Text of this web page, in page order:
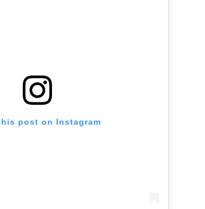
post on Instagram